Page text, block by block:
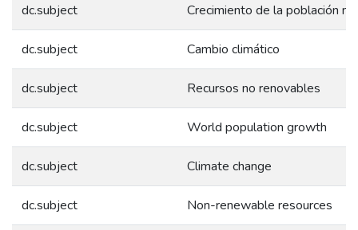
dc.subject Crecimiento de la población
dc.subject Cambio climático
dc.subject Recursos no renovables
dc.subject World population growth
dc.subject Climate change
dc.subject Non-renewable resources